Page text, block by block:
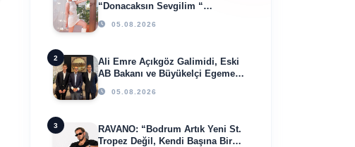
“Donacaksın Sevgilim “
yayımlandı
05.08.2026
2
Ali Emre Açıkgöz Galimidi, Eski
AB Bakanı ve Büyükelçi Egemen
Bağış ile Bir Araya Geldi
05.08.2026
3
RAVANO: “Bodrum Artık Yeni St.
Tropez Değil, Kendi Başına Bir